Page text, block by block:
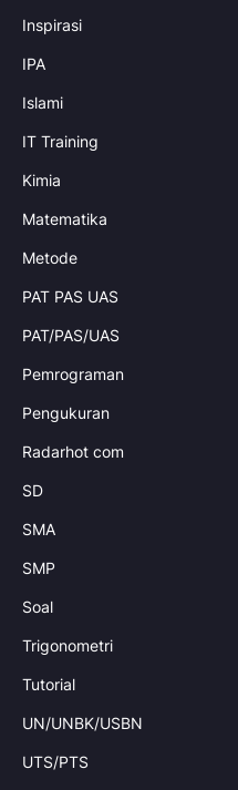
Inspirasi
IPA
Islami
IT Training
Kimia
Matematika
Metode
PAT PAS UAS
PAT/PAS/UAS
Pemrograman
Pengukuran
Radarhot com
SD
SMA
SMP
Soal
Trigonometri
Tutorial
UN/UNBK/USBN
UTS/PTS